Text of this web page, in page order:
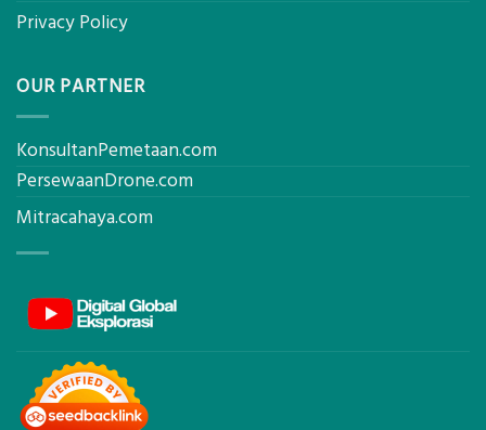
Privacy Policy
OUR PARTNER
KonsultanPemetaan.com
PersewaanDrone.com
Mitracahaya.com